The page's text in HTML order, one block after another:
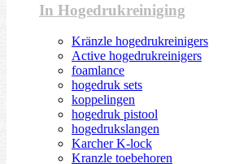
In Hogedrukreiniging
Kränzle hogedrukreinigers
Active hogedrukreinigers
foamlance
hogedruk sets
koppelingen
hogedruk pistool
hogedrukslangen
Karcher K-lock
Kranzle toebehoren